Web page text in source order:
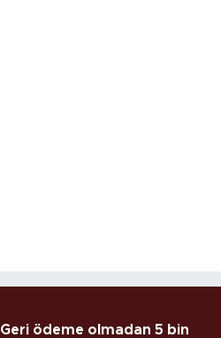
Geri ödeme olmadan 5 bin